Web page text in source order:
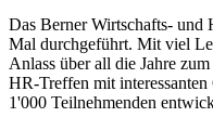
Das Berner Wirtschafts- und
Mal durchgeführt. Mit viel
Anlass über all die Jahre
HR-Treffen mit interessanten
1'000 Teilnehmenden